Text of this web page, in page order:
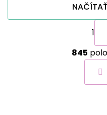
1
845